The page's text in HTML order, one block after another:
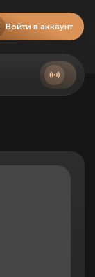
Войти в аккаунт